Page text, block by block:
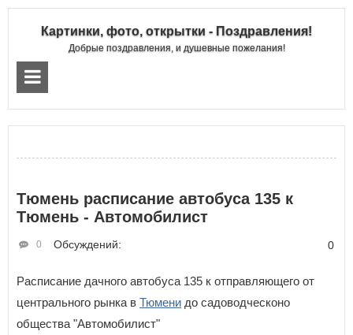
Картинки, фото, открытки - Поздравления!
Добрые поздравления, и душевные пожелания!
Тюмень расписание автобуса 135 к
Тюмень - Автомобилист
Обсуждений:
0 0
Расписание дачного автобуса 135 к отправляющего от
центрального рынка в Тюмени до садоводческоно
общества "Автомобилист"